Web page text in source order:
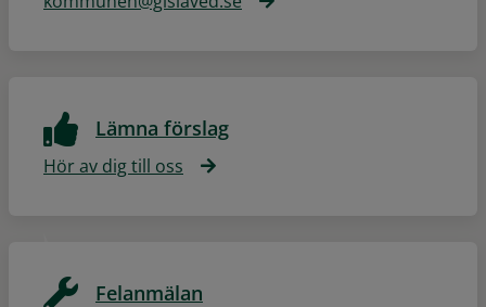
Lämna förslag
Hör av dig till oss
Felanmälan